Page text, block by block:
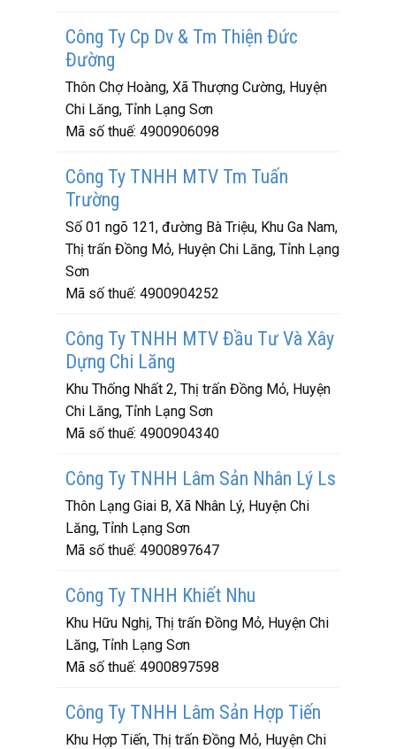
Công Ty Cp Dv & Tm Thiện Đức
Đường
Thôn Chợ Hoàng, Xã Thượng Cường, Huyện
Chi Lăng, Tỉnh Lạng Sơn
Mã số thuế: 4900906098
Công Ty TNHH MTV Tm Tuấn
Trường
Số 01 ngõ 121, đường Bà Triệu, Khu Ga Nam,
Thị trấn Đồng Mỏ, Huyện Chi Lăng, Tỉnh Lạng
Sơn
Mã số thuế: 4900904252
Công Ty TNHH MTV Đầu Tư Và Xây
Dựng Chi Lăng
Khu Thống Nhất 2, Thị trấn Đồng Mỏ, Huyện
Chi Lăng, Tỉnh Lạng Sơn
Mã số thuế: 4900904340
Công Ty TNHH Lâm Sản Nhân Lý Ls
Thôn Lạng Giai B, Xã Nhân Lý, Huyện Chi
Lăng, Tỉnh Lạng Sơn
Mã số thuế: 4900897647
Công Ty TNHH Khiết Nhu
Khu Hữu Nghị, Thị trấn Đồng Mỏ, Huyện Chi
Lăng, Tỉnh Lạng Sơn
Mã số thuế: 4900897598
Công Ty TNHH Lâm Sản Hợp Tiến
Khu Hợp Tiến, Thị trấn Đồng Mỏ, Huyện Chi